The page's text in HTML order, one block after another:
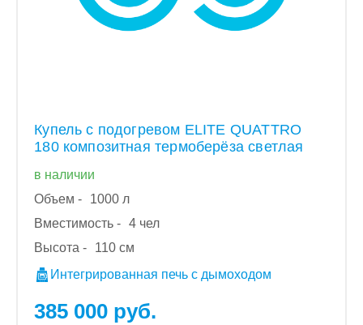
Купель с подогревом ELITE QUATTRO
180 композитная термоберёза светлая
в наличии
Объем -
1000 л
Вместимость - 4 чел
Высота -
110 см
Интегрированная печь с дымоходом
385 000 руб.